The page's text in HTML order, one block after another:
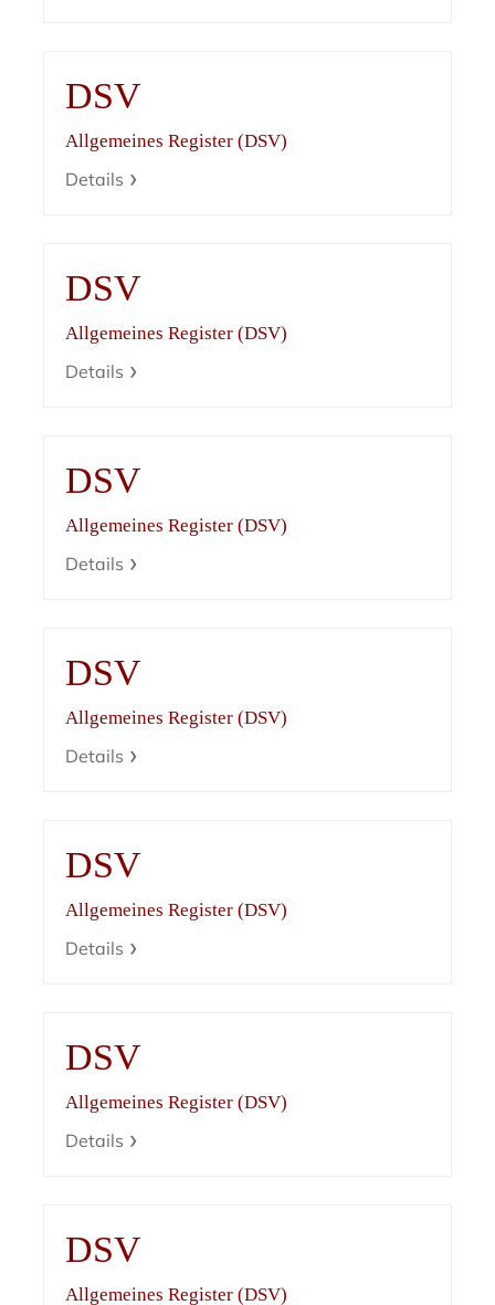
DSV
Allgemeines Register (DSV)
Details
DSV
Allgemeines Register (DSV)
Details
DSV
Allgemeines Register (DSV)
Details
DSV
Allgemeines Register (DSV)
Details
DSV
Allgemeines Register (DSV)
Details
DSV
Allgemeines Register (DSV)
Details
DSV
Allgemeines Register (DSV)